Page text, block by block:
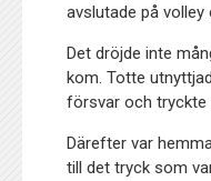
avslutade på volley
Det dröjde inte
kom. Totte
försvar och tryckte
Därefter var
till det tryck som